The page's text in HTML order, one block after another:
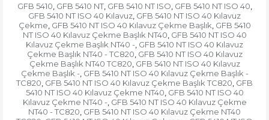
GFB 5410 GFB 5410 NT, GFB 5410 NT ISO GFB 5410 NT ISO 40
GFB 5410 NT ISO 40 Kılavuz GFB 5410 NT ISO 40 Kılavuz
Çekme GFB 5410 NT ISO 40 Kılavuz Çekme Başlık GFB 5410
NT ISO 40 Kılavuz Çekme Başlık NT40 GFB 5410 NT ISO 40
Kılavuz Çekme Başlık NT40 - GFB 5410 NT ISO 40 Kılavuz
Çekme Başlık NT40 - TC820 GFB 5410 NT ISO 40 Kılavuz
Çekme Başlık NT40 TC820 GFB 5410 NT ISO 40 Kılavuz
Çekme Başlık - GFB 5410 NT ISO 40 Kılavuz Çekme Başlık -
TC820 GFB 5410 NT ISO 40 Kılavuz Çekme Başlık TC820 GFB
5410 NT ISO 40 Kılavuz Çekme NT40 GFB 5410 NT ISO 40
Kılavuz Çekme NT40 - GFB 5410 NT ISO 40 Kılavuz Çekme
NT40 - TC820 GFB 5410 NT ISO 40 Kılavuz Çekme NT40